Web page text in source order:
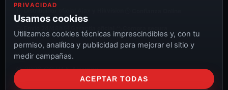
© 2026 CCTV & Alarmas
PRIVACIDAD
Usamos cookies
Utilizamos cookies técnicas imprescindibles y, con tu
permiso, analítica y publicidad para mejorar el sitio y
medir campañas.
ACEPTAR TODAS